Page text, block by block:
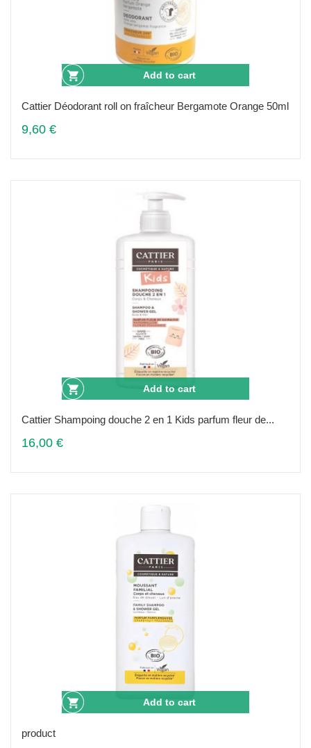
Add to cart
Cattier Déodorant roll on fraîcheur Bergamote Orange 50ml
9,60 €
Add to cart
Cattier Shampoing douche 2 en 1 Kids parfum fleur de...
16,00 €
Add to cart
product